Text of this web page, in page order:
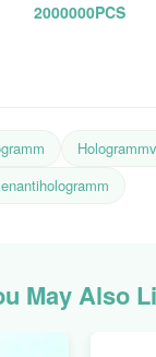
2000000PCS
May Also